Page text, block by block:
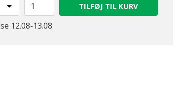
TILFØJ TIL KURV
12.08-13.08